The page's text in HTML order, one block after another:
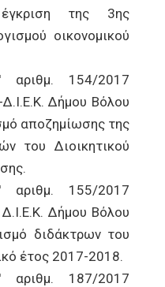
της 3ης
οικονομικού
154/2017
Δήμου Βόλου
αποζημίωσης της
του Διοικητικού
155/2017
Δήμου Βόλου
διδάκτρων του
έτος 2017-2018.
187/2017